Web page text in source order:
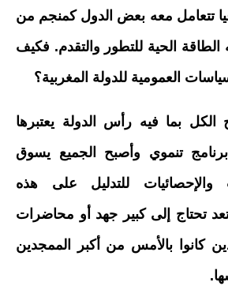
تتعامل معه بعض الدول كمنجم من
الحية للتطور والتقدم. فكيف
العمومية للدولة المغربية؟
بما فيه رأس الدولة يعتبرها
تنموي وأصبح الجميع يسوق
والإحصائيات للتدليل على هذه
تعد تحتاج إلى كبير جهد أو محاضرات
كانوا بالأمس من أكبر الممجدين